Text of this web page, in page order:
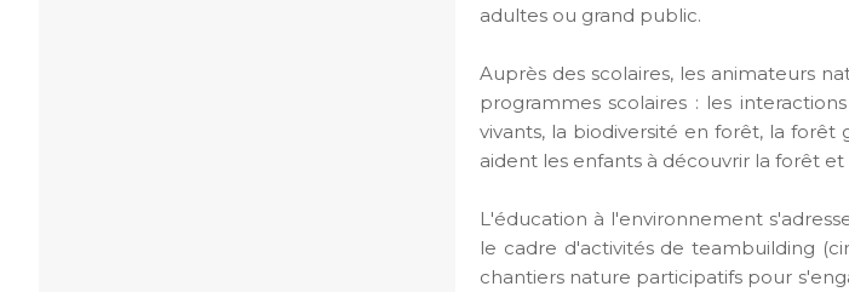
adultes ou grand public.
Auprès des scolaires, les animateurs
programmes scolaires : les
vivants, la biodiversité en forêt, la forêt
aident les enfants à découvrir la forêt
L'éducation à l'environnement
le cadre d'activités de teambuilding
chantiers nature participatifs pour